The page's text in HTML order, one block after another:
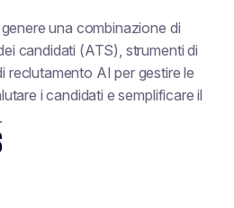
una combinazione di
candidati (ATS), strumenti di
reclutamento AI per gestire le
i candidati e semplificare il